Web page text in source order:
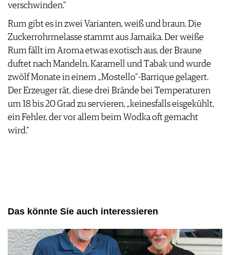
verschwinden.“
Rum gibt es in zwei Varianten, weiß und braun. Die
Zuckerrohrmelasse stammt aus Jamaika. Der weiße
Rum fällt im Aroma etwas exotisch aus, der Braune
duftet nach Mandeln, Karamell und Tabak und wurde
zwölf Monate in einem „Mostello“-Barrique gelagert.
Der Erzeuger rät, diese drei Brände bei Temperaturen
um 18 bis 20 Grad zu servieren, „keinesfalls eisgekühlt,
ein Fehler, der vor allem beim Wodka oft gemacht
wird.“
Das könnte Sie auch interessieren